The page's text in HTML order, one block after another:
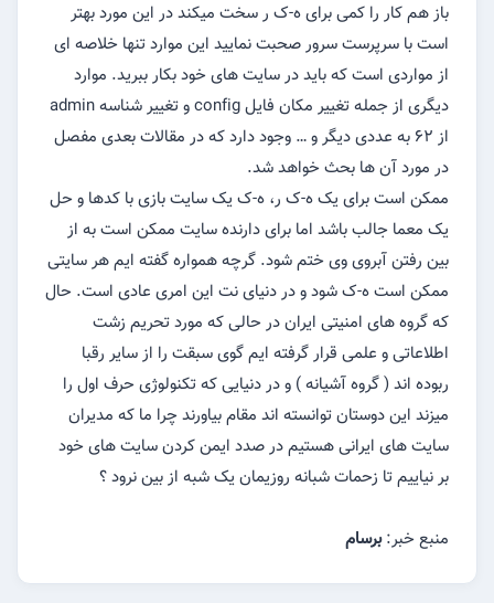
باز هم کار را کمی برای ه-ک ر سخت میکند در این مورد بهتر
است با سرپرست سرور صحبت نمایید این موارد تنها خلاصه ای
از مواردی است که باید در سایت های خود بکار ببرید. موارد
دیگری از جمله تغییر مکان فایل config و تغییر شناسه admin
از ۶۲ به عددی دیگر و … وجود دارد که در مقالات بعدی مفصل
در مورد آن ها بحث خواهد شد.
ممکن است برای یک ه-ک ر، ه-ک یک سایت بازی با کدها و حل
یک معما جالب باشد اما برای دارنده سایت ممکن است به از
بین رفتن آبروی وی ختم شود. گرچه همواره گفته ایم هر سایتی
ممکن است ه-ک شود و در دنیای نت این امری عادی است. حال
که گروه های امنیتی ایران در حالی که مورد تحریم زشت
اطلاعاتی و علمی قرار گرفته ایم گوی سبقت را از سایر رقبا
ربوده اند ( گروه آشیانه ) و در دنیایی که تکنولوژی حرف اول را
میزند این دوستان توانسته اند مقام بیاورند چرا ما که مدیران
سایت های ایرانی هستیم در صدد ایمن کردن سایت های خود
بر نیاییم تا زحمات شبانه روزیمان یک شبه از بین نرود ؟
منبع خبر:برسام